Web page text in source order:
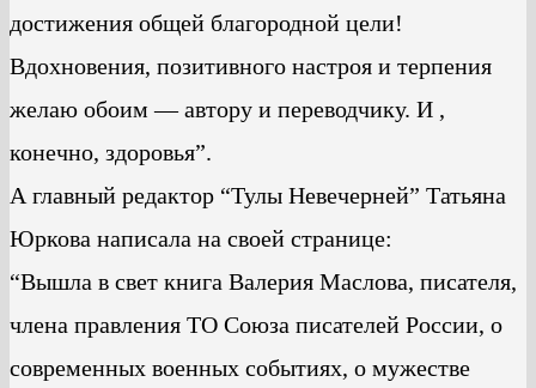
достижения общей благородной цели!
Вдохновения, позитивного настроя и терпения
желаю обоим — автору и переводчику. И ,
конечно, здоровья”.
А главный редактор “Тулы Невечерней” Татьяна
Юркова написала на своей странице:
“Вышла в свет книга Валерия Маслова, писателя,
члена правления ТО Союза писателей России, о
современных военных событиях, о мужестве